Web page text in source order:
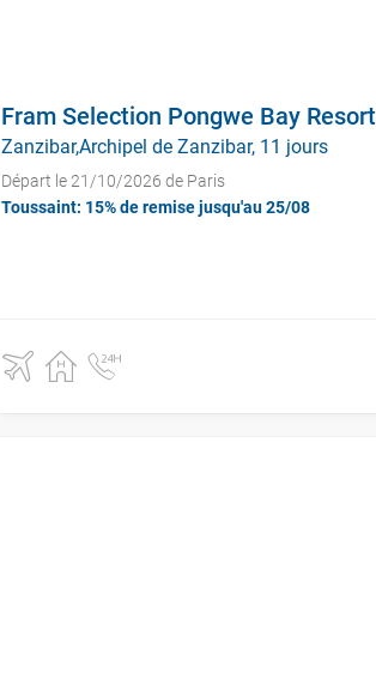
Fram Selection Pongwe Bay
Zanzibar,Archipel de Zanzibar, 11 jours
Départ le 21/10/2026 de Paris
Toussaint: 15% de remise jusqu'au 25/08